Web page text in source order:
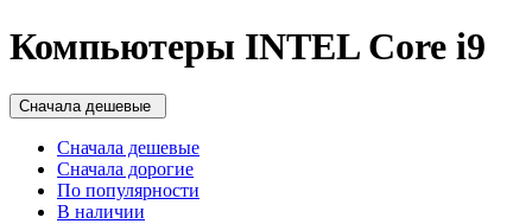
Компьютеры INTEL Core i9
Сначала дешевые
Сначала дешевые
Сначала дорогие
По популярности
В наличии